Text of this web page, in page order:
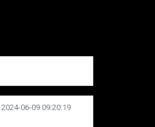
2024-06-09 09:20:19